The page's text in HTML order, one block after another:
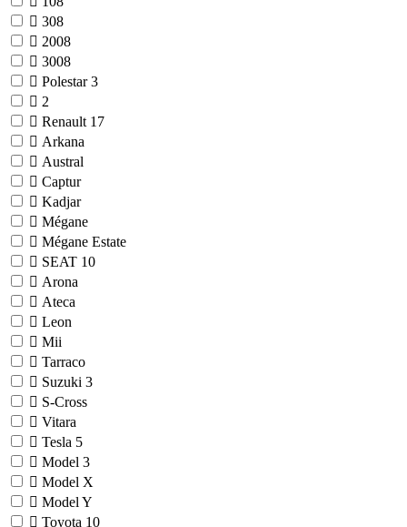
308
2008
3008
Polestar3
2
Renault 17
Arkana
Austral
Captur
Kadjar
Mégane
Mégane Estate
SEAT 10
Arona
Ateca
Leon
Mii
Tarraco
Suzuki 3
S-Cross
Vitara
Tesla 5
Model 3
Model X
Model Y
Toyota 10